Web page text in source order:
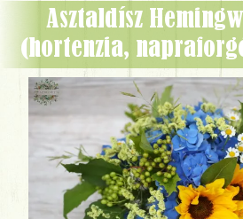
Asztaldísz Hemingway étterem
(hortenzia,